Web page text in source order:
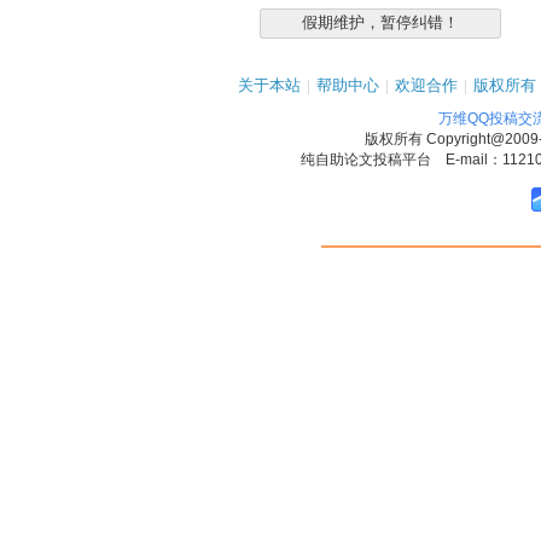
关于本站 | 帮助中心 | 欢迎合作 | 版权所有
万维QQ投稿交
版权所有
纯自助论文投稿平台 E-mail：